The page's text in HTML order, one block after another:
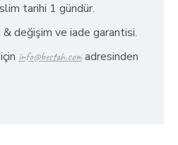
tarihi 1 gündür.
değişim ve iade garantisi.
info@bestah.comadresinden